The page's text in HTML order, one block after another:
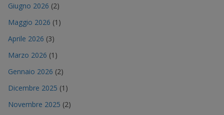
Giugno 2026 (2)
Maggio 2026 (1)
Aprile 2026 (3)
Marzo 2026 (1)
Gennaio 2026 (2)
Dicembre 2025 (1)
Novembre 2025 (2)